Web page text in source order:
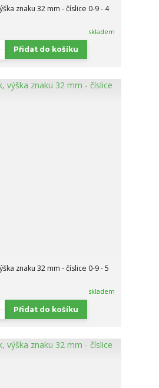
znaku 32 mm - číslice 0-9 - 4
skladem
Přidat do košíku
znaku 32 mm - číslice 0-9 - 5
skladem
Přidat do košíku